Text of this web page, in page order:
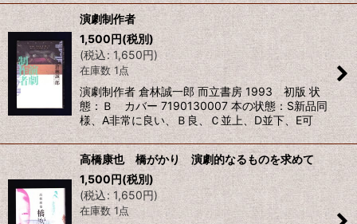
演劇制作者
1,500円(税別)
(税込: 1,650円)
在庫数 1点
演劇制作者 倉林誠一郎 而立書房 1993 初版 状
態：Ｂ カバー 7190130007 本の状態：S新品同
様、A非常に良い、Ｂ良、Ｃ並上、D並下、E可
高橋康也 橋がかり 演劇的なるものを求めて
1,500円(税別)
(税込: 1,650円)
在庫数 1点